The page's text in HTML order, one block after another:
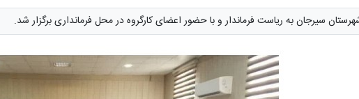
سیرجان به ریاست فرماندار و با حضور اعضای کارگروه در محل فرمانداری برگزار شد.